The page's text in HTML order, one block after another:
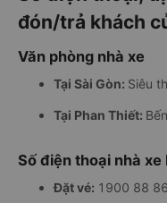
đón/trả khách
Văn phòng nhà xe
Tại Sài Gòn: Siêu
Tại Phan Thiết:
Số điện thoại nhà xe
Đặt vé: 1900 88